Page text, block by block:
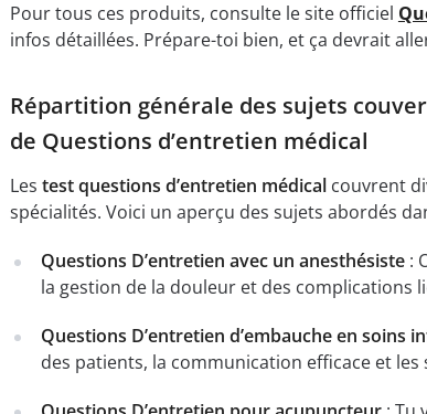
Pour tous ces produits, consulte le site officiel
infos détaillées. Prépare-toi bien, et ça devrait
Répartition générale des sujets
de Questions d’entretien médical
Les test questions d’entretien médicalcouvrent
spécialités. Voici un aperçu des sujets abordés
Questions D’entretien avec un anesthésiste:
la gestion de la douleur et des complications
Questions D’entretien d’embauche en soins
des patients, la communication efficace et les